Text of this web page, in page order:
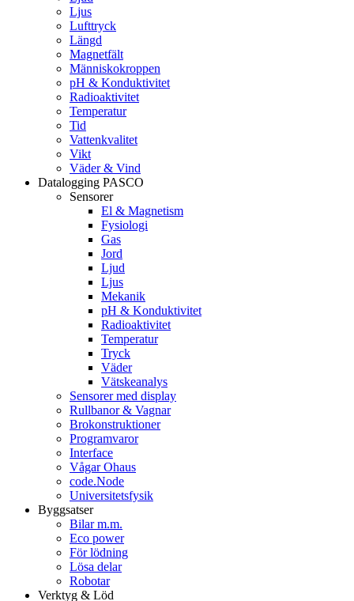
Ljus
Lufttryck
Längd
Magnetfält
Människokroppen
pH & Konduktivitet
Radioaktivitet
Temperatur
Tid
Vattenkvalitet
Vikt
Väder & Vind
Datalogging PASCO
Sensorer
El & Magnetism
Fysiologi
Gas
Jord
Ljud
Ljus
Mekanik
pH & Konduktivitet
Radioaktivitet
Temperatur
Tryck
Väder
Vätskeanalys
Sensorer med display
Rullbanor & Vagnar
Brokonstruktioner
Programvaror
Interface
Vågar Ohaus
code.Node
Universitetsfysik
Byggsatser
Bilar m.m.
Eco power
För lödning
Lösa delar
Robotar
Verktyg & Löd